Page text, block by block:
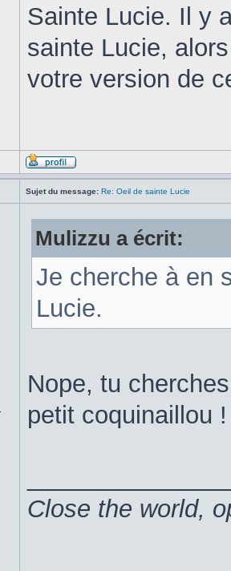
Sainte Lucie. Il y
sainte Lucie,
votre version de
Sujet du message: Re: Oeil de sainte Lucie
Mulizzu a écrit:
Je cherche à en
Lucie.
Nope, tu
petit coquinaillou
Close the world,